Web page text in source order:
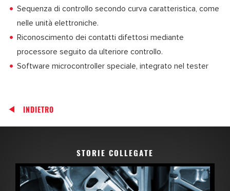
Sequenza di controllo secondo curva caratteristica, come
nelle unità elettroniche.
Riconoscimento dei contatti difettosi mediante
processore seguito da ulteriore controllo.
Software microcontroller speciale, integrato nel tester
INDIETRO
STORIE COLLEGATE